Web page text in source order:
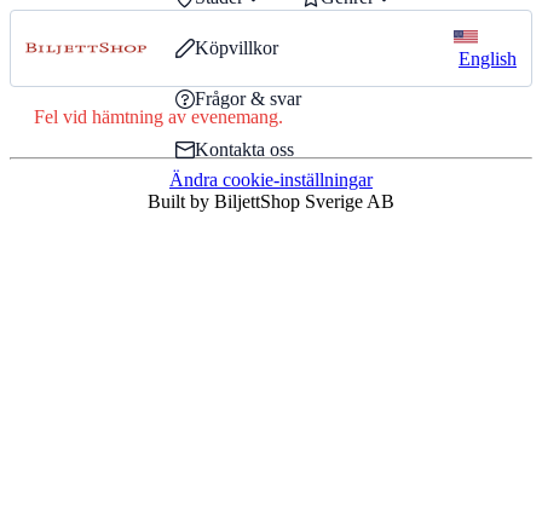
Köpvillkor
Frågor & svar
Kontakta oss
English
Fel vid hämtning av evenemang.
Ändra cookie-inställningar
Built by BiljettShop Sverige AB